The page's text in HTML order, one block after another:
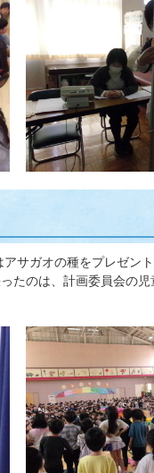
サガオの種をプレゼント
たのは、計画委員会の